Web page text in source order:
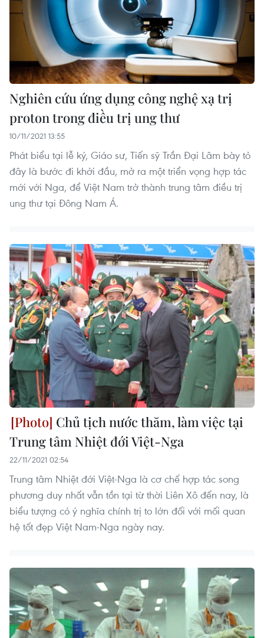
Nghiên cứu ứng dụng công nghệ xạ trị
proton trong điều trị ung thư
10/11/2021 13:55
Phát biểu tại lễ ký, Giáo sư, Tiến sỹ Trần Đại Lâm bày tỏ
đây là bước đi khởi đầu, mở ra một triển vọng hợp tác
mới với Nga, để Việt Nam trở thành trung tâm điều trị
ung thư tại Đông Nam Á.
Chủ tịch nước thăm, làm việc tại
Trung tâm Nhiệt đới Việt-Nga
22/11/2021 02:54
Trung tâm Nhiệt đới Việt-Nga là cơ chế hợp tác song
phương duy nhất vẫn tồn tại từ thời Liên Xô đến nay, là
biểu tượng có ý nghĩa chính trị to lớn đối với mối quan
hệ tốt đẹp Việt Nam-Nga ngày nay.